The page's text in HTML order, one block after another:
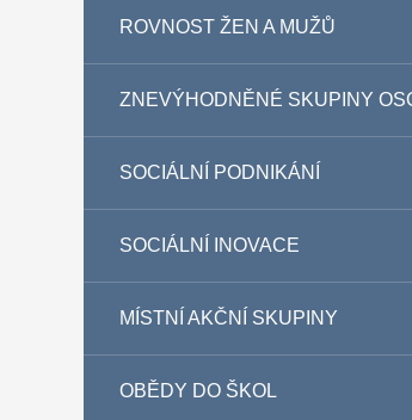
ROVNOST ŽEN A MUŽŮ
ZNEVÝHODNĚNÉ SKUPINY
SOCIÁLNÍ PODNIKÁNÍ
SOCIÁLNÍ INOVACE
MÍSTNÍ AKČNÍ SKUPINY
OBĚDY DO ŠKOL